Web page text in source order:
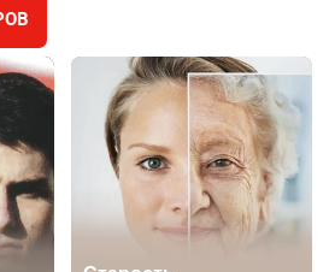
а мясо дороже. Почему в
расти цены на
друзья! Предлагаем обзор
за 4 августа
1